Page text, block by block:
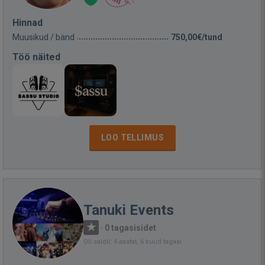
Hinnad
Muusikud / bänd 750,00€/tund
Töö näited
LOO TELLIMUS
Tanuki Events
· 0 tagasisidet
Oli saidil: 4 aastat, 6 kuud tagasi